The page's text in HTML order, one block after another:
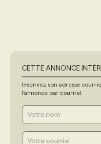
CETTE ANNONCE
Inscrivez son adresse
l'annonce par courriel.